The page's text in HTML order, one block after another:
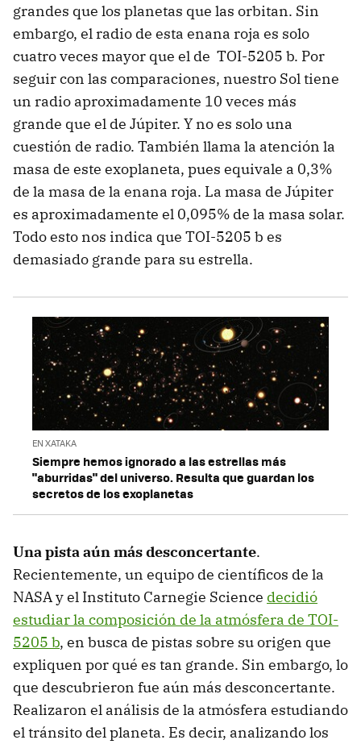
grandes que los planetas que las orbitan. Sin
embargo, el radio de esta enana roja es solo
cuatro veces mayor que el de TOI-5205 b. Por
seguir con las comparaciones, nuestro Sol tiene
un radio aproximadamente 10 veces más
grande que el de Júpiter. Y no es solo una
cuestión de radio. También llama la atención la
masa de este exoplaneta, pues equivale a 0,3%
de la masa de la enana roja. La masa de Júpiter
es aproximadamente el 0,095% de la masa solar.
Todo esto nos indica que TOI-5205 b es
demasiado grande para su estrella.
EN XATAKA
Siempre hemos ignorado a las estrellas más
"aburridas" del universo. Resulta que guardan los
secretos de los exoplanetas
Una pista aún más desconcertante.
Recientemente, un equipo de científicos de la
NASA y el Instituto Carnegie Science decidió
estudiar la composición de la atmósfera de TOI-
5205 b, en busca de pistas sobre su origen que
expliquen por qué es tan grande. Sin embargo, lo
que descubrieron fue aún más desconcertante.
Realizaron el análisis de la atmósfera estudiando
el tránsito del planeta. Es decir, analizando los